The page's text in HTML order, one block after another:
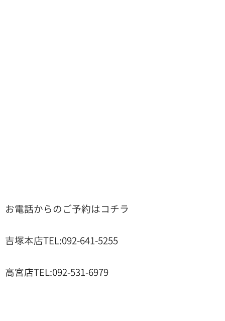
お電話からのご予約はコチラ
吉塚本店TEL:092-641-5255
高宮店TEL:092-531-6979